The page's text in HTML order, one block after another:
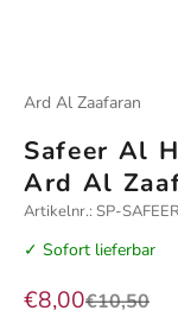
Ard Al Zaafaran
Safeer Al
Ard Al
Artikelnr.: SP-
✓ Sofort lieferbar
Angebot
€8,00Regulärer
€10,50